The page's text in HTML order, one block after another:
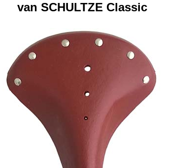
van SCHULTZE Classic